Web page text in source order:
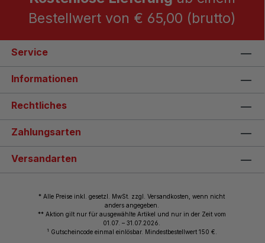
Bestellwert von € 65,00 (brutto)
Service
Informationen
Rechtliches
Zahlungsarten
Versandarten
* Alle Preise inkl. gesetzl. MwSt. zzgl. Versandkosten, wenn nicht
anders angegeben.
** Aktion gilt nur für ausgewählte Artikel und nur in der Zeit vom
01.07. – 31.07.2026.
1 Gutscheincode einmal einlösbar. Mindestbestellwert 150 €.